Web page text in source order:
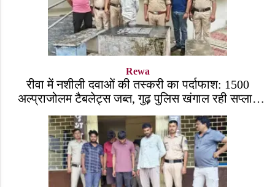
Rewa
रीवा में नशीली दवाओं की तस्करी का पर्दाफाश: 1500
अल्प्राजोलम टैबलेट्स जब्त, गुढ़ पुलिस खंगाल रही सप्लाई
चेन